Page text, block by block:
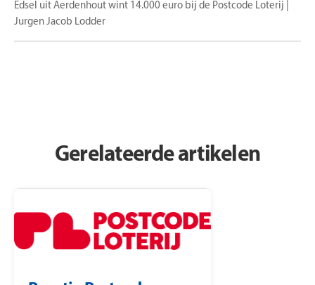
Edsel uit Aerdenhout wint 14.000 euro bij de Postcode Loterij |
Jurgen Jacob Lodder
Gerelateerde artikelen